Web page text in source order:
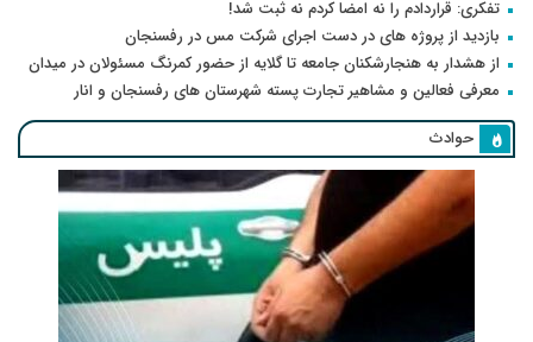
تفکری: قراردادم را نه امضا کردم نه ثبت شد!
بازدید از پروژه های در دست اجرای شرکت مس در رفسنجان
از هشدار به هنجارشکنان جامعه تا گلایه از حضور کمرنگ مسئولان در میدان
معرفی فعالین و مشاهیر تجارت پسته شهرستان های رفسنجان و انار
حوادث